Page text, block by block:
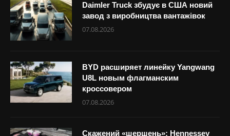
Daimler Truck збудує в США новий
завод з виробництва вантажівок
07.08.2026
BYD расширяет линейку Yangwang
U8L новым флагманским
кроссовером
07.08.2026
Скажений «шершень»: Hennessey